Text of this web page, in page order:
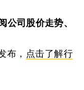
公司股价走势、
， 点击了解行